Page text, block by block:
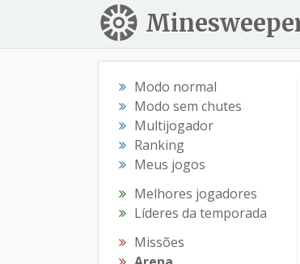
Modo normal
Modo sem chutes
Multijogador
Ranking
Meus jogos
Melhores jogadores
Líderes da temporada
Missões